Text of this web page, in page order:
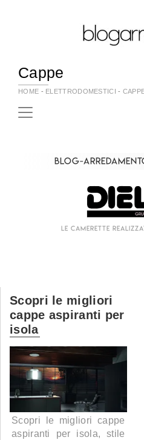
Cappe
HOME - ELETTRODOMESTICI -
Blog-
Le camerette
Scopri le migliori
cappe aspiranti per
isola
Scopri le migliori cappe
aspiranti per isola, stile